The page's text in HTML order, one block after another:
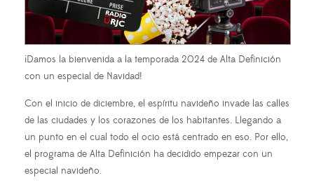
¡Damos la bienvenida a la temporada 2024 de Alta Definición
con un especial de Navidad!
Con el inicio de diciembre, el espíritu navideño invade las calles
de las ciudades y los corazones de los habitantes. Llegando a
un punto en el cual todo el ocio está centrado en eso. Por ello,
el programa de Alta Definición ha decidido empezar con un
especial navideño.